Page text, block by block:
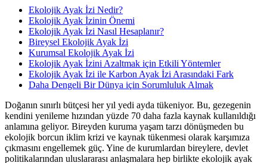
Ekolojik Ayak İzi Nedir?
Ekolojik Ayak İzinin Önemi
Ekolojik Ayak İzi Nasıl Hesaplanır?
Bireysel Ekolojik Ayak İzi
Kurumsal Ekolojik Ayak İzi
Ekolojik Ayak İzini Azaltmak için Etkili Yöntemler
Ekolojik Ayak İzi ile Karbon Ayak İzi Arasındaki Fark
Daha Dengeli Bir Dünya için Sorumluluk Almak
​Doğanın sınırlı bütçesi her yıl yedi ayda tükeniyor. Bu, gezegenin
kendini yenileme hızından yüzde 70 daha fazla kaynak kullanıldığı
anlamına geliyor. Bireyden kuruma yaşam tarzı dönüşmeden bu
ekolojik borcun iklim krizi ve kaynak tükenmesi olarak karşımıza
çıkmasını engellemek güç. Yine de kurumlardan bireylere, devlet
politikalarından uluslararası anlaşmalara hep birlikte ekolojik ayak